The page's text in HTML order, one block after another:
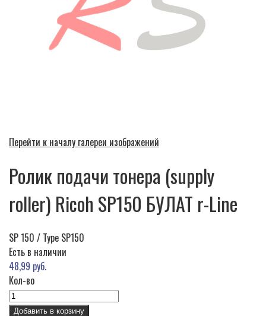
Перейти к началу галереи изображений
Ролик подачи тонера (supply
roller) Ricoh SP150 БУЛАТ r-Line
SP 150 / Type SP150
Есть в наличии
48,99 руб.
Кол-во
Добавить в корзину